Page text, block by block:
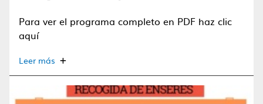
Para ver el programa completo en PDF haz clic
aquí
Leer más